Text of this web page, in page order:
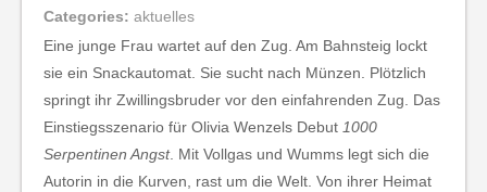
Categories: aktuelles
Eine junge Frau wartet auf den Zug. Am Bahnsteig lockt
sie ein Snackautomat. Sie sucht nach Münzen. Plötzlich
springt ihr Zwillingsbruder vor den einfahrenden Zug. Das
Einstiegsszenario für Olivia Wenzels Debut 1000
Serpentinen Angst. Mit Vollgas und Wumms legt sich die
Autorin in die Kurven, rast um die Welt. Von ihrer Heimat